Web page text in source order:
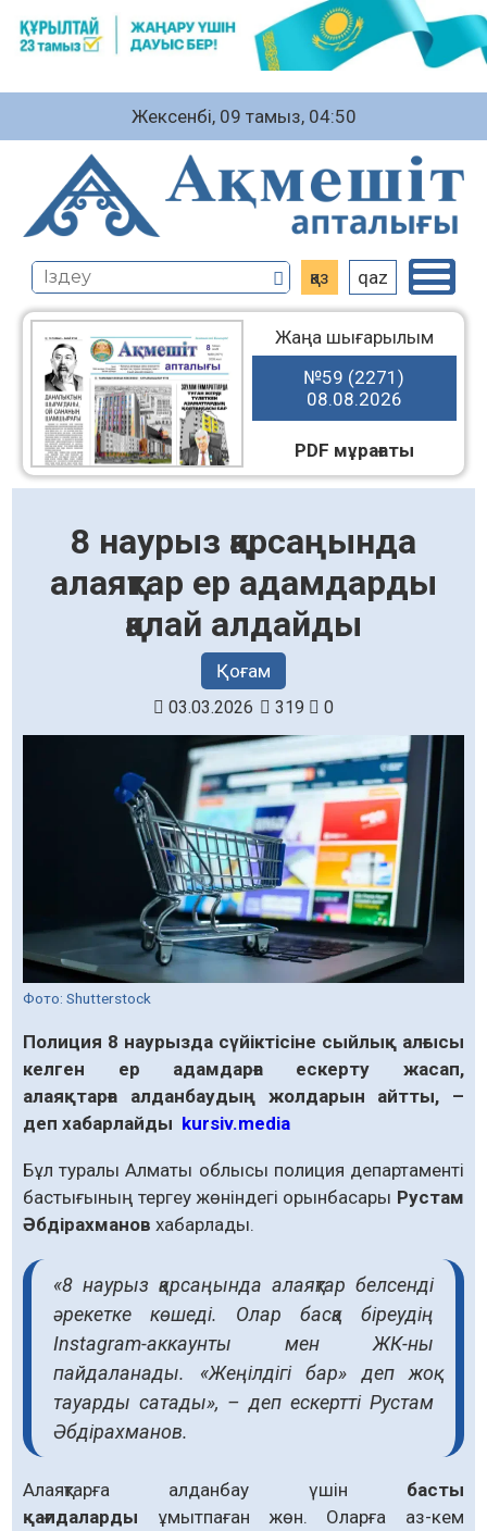
Жексенбі, 09 тамыз, 04:50
қаз qaz
Жаңа шығарылым
№59 (2271)
08.08.2026
PDF мұрағаты
8 наурыз қарсаңында
алаяқтар ер адамдарды
қалай алдайды
Қоғам
03.03.2026 319 0
Фото: Shutterstock
Полиция 8 наурызда сүйіктісіне сыйлық алғысы
келген ер адамдарға ескерту жасап,
алаяқтарға алданбаудың жолдарын айтты, –
деп хабарлайды kursiv.media
Бұл туралы Алматы облысы полиция департаменті
бастығының тергеу жөніндегі орынбасары Рустам
Әбдірахманов хабарлады.
«8 наурыз қарсаңында алаяқтар белсенді
әрекетке көшеді. Олар басқа біреудің
Instagram-аккаунты мен ЖК-ны
пайдаланады. «Жеңілдігі бар» деп жоқ
тауарды сатады», – деп ескертті Рустам
Әбдірахманов.
Алаяқтарға алданбау үшін басты
қағидаларды ұмытпаған жөн. Оларға аз-кем